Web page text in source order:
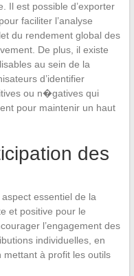
Il est possible d’exporter
faciliter l’analyse
du rendement global des
De plus, il existe
au sein de la
d’identifier
ou n�gatives qui
pour maintenir un haut
des
essentiel de la
et positive pour le
l’engagement des
individuelles, en
à profit les outils